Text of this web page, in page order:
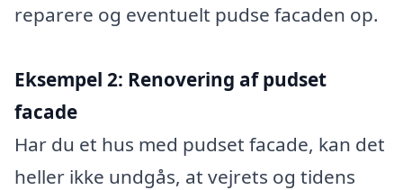
reparere og eventuelt pudse facaden op.
Eksempel 2: Renovering af pudset
facade
Har du et hus med pudset facade, kan det
heller ikke undgås, at vejrets og tidens